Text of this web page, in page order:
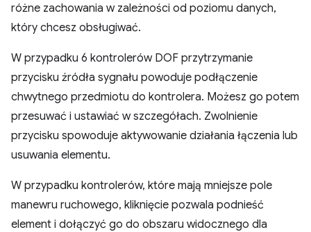
różne zachowania w zależności od poziomu danych,
który chcesz obsługiwać.
W przypadku 6 kontrolerów DOF przytrzymanie
przycisku źródła sygnału powoduje podłączenie
chwytnego przedmiotu do kontrolera. Możesz go potem
przesuwać i ustawiać w szczegółach. Zwolnienie
przycisku spowoduje aktywowanie działania łączenia lub
usuwania elementu.
W przypadku kontrolerów, które mają mniejsze pole
manewru ruchowego, kliknięcie pozwala podnieść
element i dołączyć go do obszaru widocznego dla